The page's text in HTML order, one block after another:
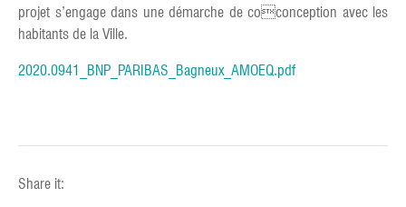
projet s’engage dans une démarche de coconception avec les
habitants de la Ville.
2020.0941_BNP_PARIBAS_Bagneux_AMOEQ.pdf
Share it: